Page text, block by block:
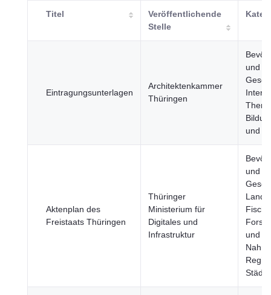
Titel
Veröffentlichende
Stelle
Eintragungsunterlagen
Architektenkammer
Thüringen
und
und
Aktenplan des
Freistaats Thüringen
Thüringer
Ministerium für
Digitales und
Infrastruktur
und
und